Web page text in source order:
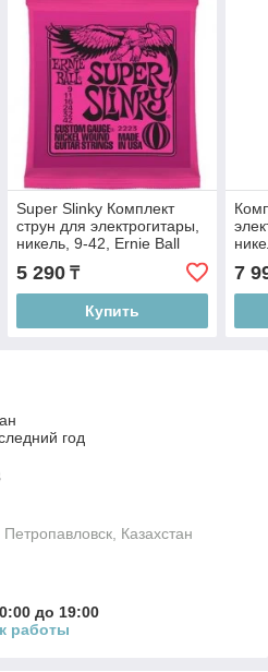
Super Slinky Комплект
струн для электрогитары,
никель, 9-42, Ernie Ball
5 290₸
Купить
7
год
Казахстан
до 19:00
работы